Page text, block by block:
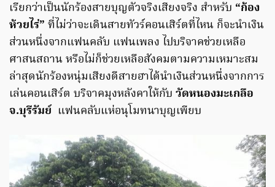
เรียกว่าเป็นนักร้องสายบุญตัวจริงเสียงจริง สำหรับ “ก้อง
ห้วยไร่” ที่ไม่ว่าจะเดินสายทัวร์คอนเสิร์ตที่ไหน ก็จะนำเงิน
ส่วนหนึ่งจากแฟนคลับ แฟนเพลง ไปบริจาคช่วยเหลือ
ศาสนสถาน หรือไม่ก็ช่วยเหลือสังคมตามความเหมาะสม
ล่าสุดนักร้องหนุ่มเสียงดีสายฮาได้นำเงินส่วนหนึ่งจากการ
เล่นคอนเสิร์ต บริจาคมุงหลังคาให้กับ วัดหนองมะเกลือ
จ.บุรีรัมย์ แฟนคลับแห่อนุโมทนาบุญเพียบ